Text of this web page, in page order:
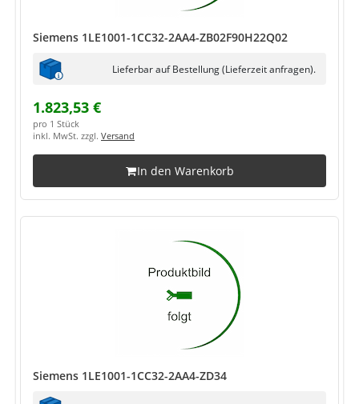
Siemens 1LE1001-1CC32-2AA4-ZB02F90H22Q02
Lieferbar auf Bestellung (Lieferzeit anfragen).
1.823,53 €
pro 1 Stück
inkl. MwSt. zzgl. Versand
In den Warenkorb
Siemens 1LE1001-1CC32-2AA4-ZD34